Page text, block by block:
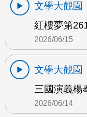
文學大觀園
紅樓夢第
2026/06/15
文學大觀園
三國演義楊
2026/06/14